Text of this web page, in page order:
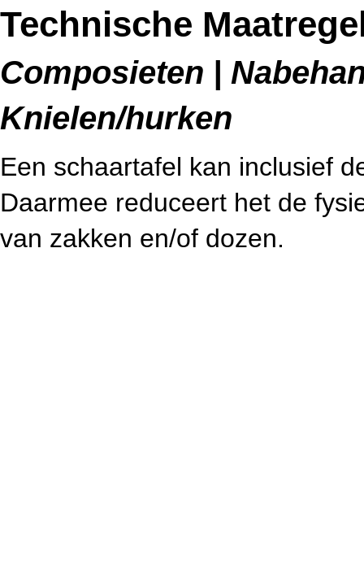
Technische
Composieten |
Knielen/hurken
Een schaartafel kan inclusief
Daarmee reduceert het de
van zakken en/of dozen.